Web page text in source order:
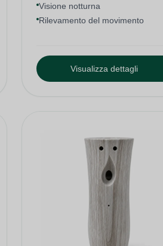
Visione notturna
Rilevamento del movimento
Visualizza dettagli